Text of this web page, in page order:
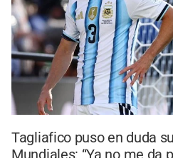
Tagliafico puso en duda
Mundiales: “Ya no me da